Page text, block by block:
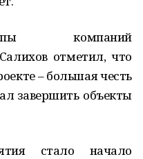
компаний
отметил, что
– большая честь
завершить объекты
стало начало